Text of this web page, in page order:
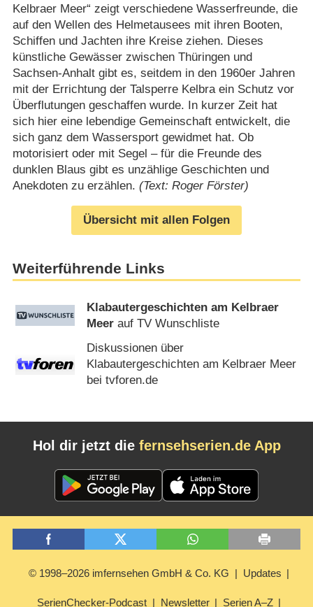
Kelbraer Meer“ zeigt verschiedene Wasserfreunde, die
auf den Wellen des Helmetausees mit ihren Booten,
Schiffen und Jachten ihre Kreise ziehen. Dieses
künstliche Gewässer zwischen Thüringen und
Sachsen-Anhalt gibt es, seitdem in den 1960er Jahren
mit der Errichtung der Talsperre Kelbra ein Schutz vor
Überflutungen geschaffen wurde. In kurzer Zeit hat
sich hier eine lebendige Gemeinschaft entwickelt, die
sich ganz dem Wassersport gewidmet hat. Ob
motorisiert oder mit Segel – für die Freunde des
dunklen Blaus gibt es unzählige Geschichten und
Anekdoten zu erzählen. (Text: Roger Förster)
Übersicht mit allen Folgen
Weiterführende Links
Klabautergeschichten am Kelbraer
Meer auf TV Wunschliste
Diskussionen über
Klabautergeschichten am Kelbraer Meer
bei tvforen.de
Hol dir jetzt die fernsehserien.de App
© 1998–2026 imfernsehen GmbH & Co. KG Updates
SerienChecker-Podcast Newsletter Serien A–Z